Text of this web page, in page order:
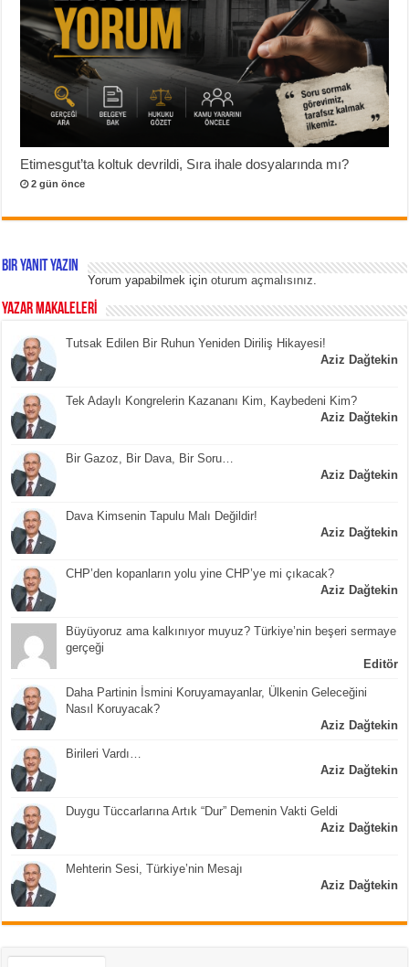
Etimesgut’ta koltuk devrildi, Sıra ihale dosyalarında mı?
2 gün önce
Bir yanıt yazın
Yorum yapabilmek içinoturum açmalısınız.
YAZAR MAKALELERİ
Tutsak Edilen Bir Ruhun Yeniden Diriliş Hikayesi!
Aziz Dağtekin
Tek Adaylı Kongrelerin Kazananı Kim, Kaybedeni Kim?
Aziz Dağtekin
Bir Gazoz, Bir Dava, Bir Soru…
Aziz Dağtekin
Dava Kimsenin Tapulu Malı Değildir!
Aziz Dağtekin
CHP’den kopanların yolu yine CHP’ye mi çıkacak?
Aziz Dağtekin
Büyüyoruz ama kalkınıyor muyuz? Türkiye’nin beşeri sermaye
gerçeği
Editör
Daha Partinin İsmini Koruyamayanlar, Ülkenin Geleceğini
Nasıl Koruyacak?
Aziz Dağtekin
Birileri Vardı…
Aziz Dağtekin
Duygu Tüccarlarına Artık “Dur” Demenin Vakti Geldi
Aziz Dağtekin
Mehterin Sesi, Türkiye’nin Mesajı
Aziz Dağtekin